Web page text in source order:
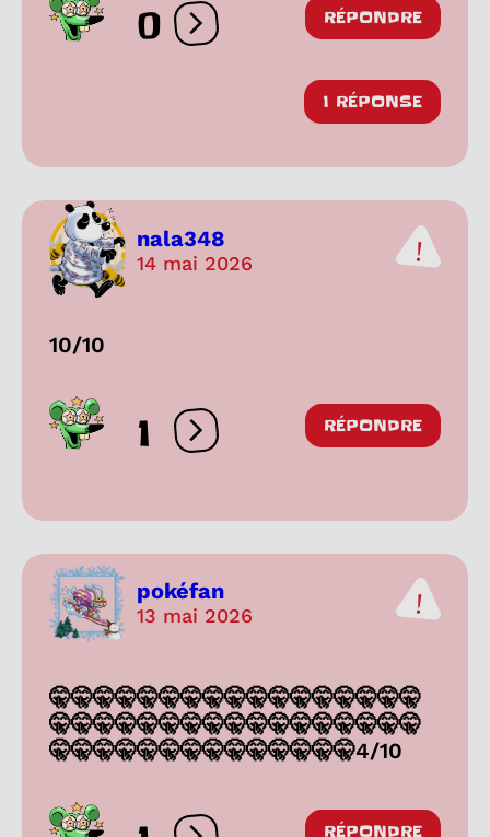
0 Ouvrir les réactions
RÉPONDRE
1 RÉPONSE
nala348
14 mai 2026
10/10
1 Ouvrir les réactions
RÉPONDRE
pokéfan
13 mai 2026
🤫🤫🤫🤫🤫🤫🤫🤫🤫🤫🤫🤫🤫🤫🤫🤫🤫
🤫🤫🤫🤫🤫🤫🤫🤫🤫🤫🤫🤫🤫🤫🤫🤫🤫
🤫🤫🤫🤫🤫🤫🤫🤫🤫🤫🤫🤫🤫🤫4/10
RÉPONDRE